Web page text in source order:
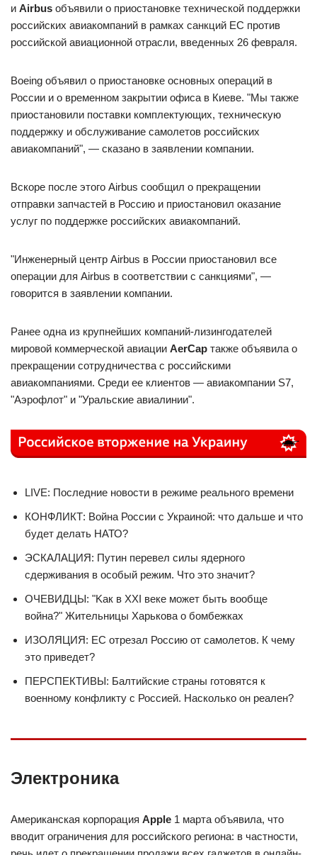
и Airbus объявили о приостановке технической поддержки
российских авиакомпаний в рамках санкций ЕС против
российской авиационной отрасли, введенных 26 февраля.
Boeing объявил о приостановке основных операций в
России и о временном закрытии офиса в Киеве. "Мы также
приостановили поставки комплектующих, техническую
поддержку и обслуживание самолетов российских
авиакомпаний", — сказано в заявлении компании.
Вскоре после этого Airbus сообщил о прекращении
отправки запчастей в Россию и приостановил оказание
услуг по поддержке российских авиакомпаний.
"Инженерный центр Airbus в России приостановил все
операции для Airbus в соответствии с санкциями", —
говорится в заявлении компании.
Ранее одна из крупнейших компаний-лизингодателей
мировой коммерческой авиации AerCap также объявила о
прекращении сотрудничества с российскими
авиакомпаниями. Среди ее клиентов — авиакомпании S7,
"Аэрофлот" и "Уральские авиалинии".
LIVE: Последние новости в режиме реального времени
КОНФЛИКТ: Война России с Украиной: что дальше и что
будет делать НАТО?
ЭСКАЛАЦИЯ: Путин перевел силы ядерного
сдерживания в особый режим. Что это значит?
ОЧЕВИДЦЫ: "Kак в XXI веке может быть вообще
война?" Жительницы Харькова о бомбежках
ИЗОЛЯЦИЯ: ЕС отрезал Россию от самолетов. К чему
это приведет?
ПЕРСПЕКТИВЫ: Балтийские страны готовятся к
военному конфликту с Россией. Насколько он реален?
Электроника
Американская корпорация Apple 1 марта объявила, что
вводит ограничения для российского региона: в частности,